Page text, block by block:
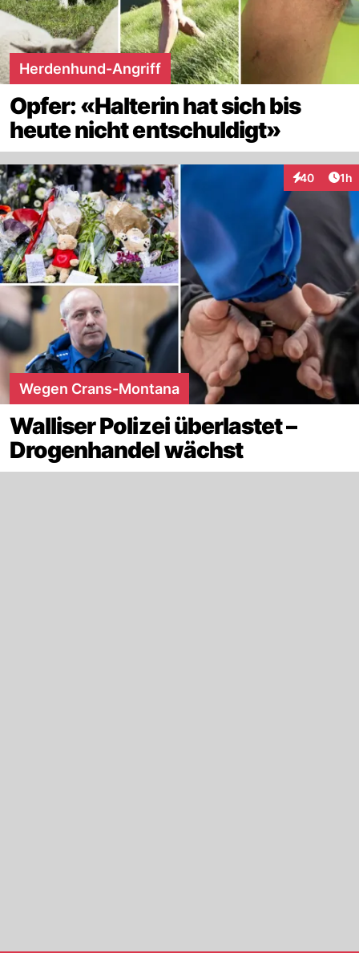
Herdenhund-Angriff
Opfer: «Halterin hat sich bis
heute nicht entschuldigt»
40
Interaktionen
1h
Wegen Crans-Montana
Walliser Polizei überlastet –
Drogenhandel wächst